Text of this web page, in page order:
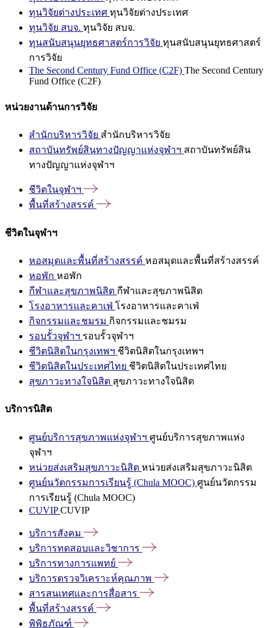
ทุนวิจัยต่างประเทศ ทุนวิจัยต่างประเทศ
ทุนวิจัย สบจ. ทุนวิจัย สบจ.
ทุนสนับสนุนยุทธศาสตร์การวิจัย ทุนสนับสนุนยุทธศาสตร์
การวิจัย
The Second Century Fund Office (C2F) The Second Century
Fund Office (C2F)
หน่วยงานด้านการวิจัย
สำนักบริหารวิจัย สำนักบริหารวิจัย
สถาบันทรัพย์สินทางปัญญาแห่งจุฬาฯ สถาบันทรัพย์สิน
ทางปัญญาแห่งจุฬาฯ
ชีวิตในจุฬาฯ
พื้นที่สร้างสรรค์
ชีวิตในจุฬาฯ
หอสมุดและพื้นที่สร้างสรรค์ หอสมุดและพื้นที่สร้างสรรค์
หอพัก หอพัก
กีฬาและสุขภาพนิสิต กีฬาและสุขภาพนิสิต
โรงอาหารและคาเฟ่ โรงอาหารและคาเฟ่
กิจกรรมและชมรม กิจกรรมและชมรม
รอบรั้วจุฬาฯ รอบรั้วจุฬาฯ
ชีวิตนิสิตในกรุงเทพฯ ชีวิตนิสิตในกรุงเทพฯ
ชีวิตนิสิตในประเทศไทย ชีวิตนิสิตในประเทศไทย
สุขภาวะทางใจนิสิต สุขภาวะทางใจนิสิต
บริการนิสิต
ศูนย์บริการสุขภาพแห่งจุฬาฯ ศูนย์บริการสุขภาพแห่ง
จุฬาฯ
หน่วยส่งเสริมสุขภาวะนิสิต หน่วยส่งเสริมสุขภาวะนิสิต
ศูนย์นวัตกรรมการเรียนรู้ (Chula MOOC) ศูนย์นวัตกรรม
การเรียนรู้ (Chula MOOC)
CUVIPCUVIP
บริการสังคม
บริการทดสอบและวิชาการ
บริการทางการแพทย์
บริการตรวจวิเคราะห์คุณภาพ
สารสนเทศและการสื่อสาร
พื้นที่สร้างสรรค์
พิพิธภัณฑ์